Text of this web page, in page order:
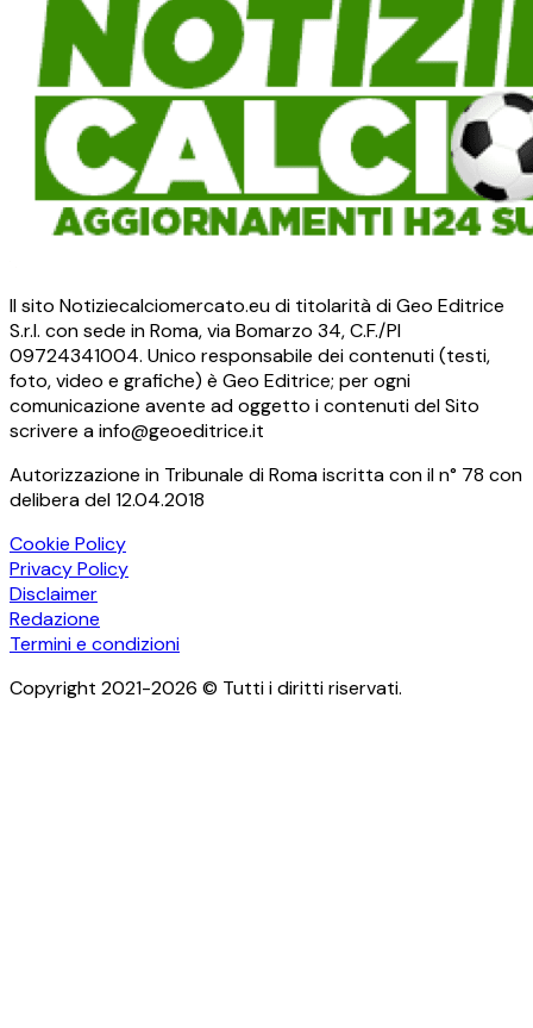
Il sito Notiziecalciomercato.eu di titolarità di Geo Editrice
S.r.l. con sede in Roma, via Bomarzo 34, C.F./PI
09724341004. Unico responsabile dei contenuti (testi,
foto, video e grafiche) è Geo Editrice; per ogni
comunicazione avente ad oggetto i contenuti del Sito
scrivere a info@geoeditrice.it
Autorizzazione in Tribunale di Roma iscritta con il n° 78 con
delibera del 12.04.2018
Cookie Policy
Privacy Policy
Disclaimer
Redazione
Termini e condizioni
Copyright 2021-2026 © Tutti i diritti riservati.